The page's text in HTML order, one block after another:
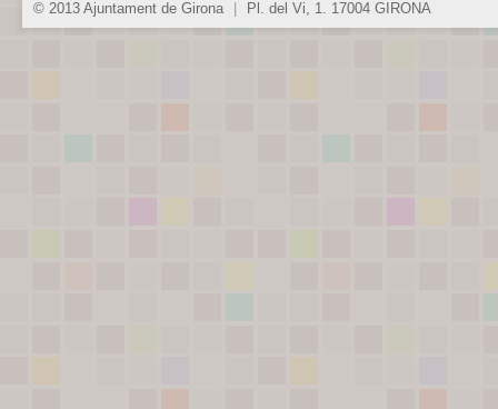
© 2013 Ajuntament de Girona Pl. del Vi, 1. 17004 GIRONA